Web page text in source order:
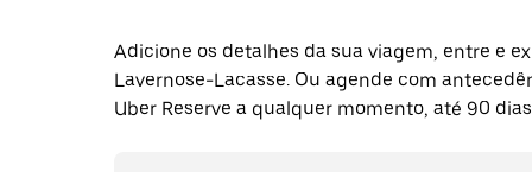
Adicione os detalhes da sua viagem, entre e
Lavernose-Lacasse. Ou agende com
Uber Reserve a qualquer momento, até 90